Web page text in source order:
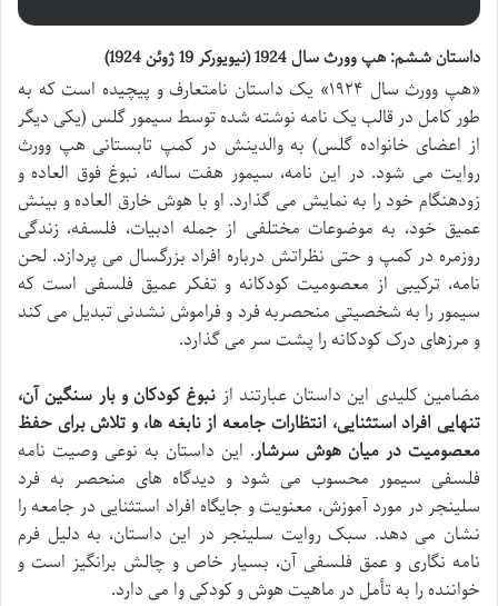
داستان ششم: هپ وورث سال 1924 (نیویورکر 19 ژوئن 1924)
«هپ وورث سال ۱۹۲۴» یک داستان نامتعارف و پیچیده است که به
طور کامل در قالب یک نامه نوشته شده توسط سيمور گلس (یکی دیگر
از اعضای خانواده گلس) به والدینش در کمپ تابستانی هپ وورث
روایت می شود. در این نامه، سیمور هفت ساله، نبوغ فوق العاده و
زودهنگام خود را به نمایش می گذارد. او با هوش خارق العاده و بینش
عمیق خود، به موضوعات مختلفی از جمله ادبیات، فلسفه، زندگی
روزمره در کمپ و حتی نظراتش درباره افراد بزرگسال می پردازد. لحن
نامه، ترکیبی از معصومیت کودکانه و تفکر عمیق فلسفی است که
سیمور را به شخصیتی منحصربه فرد و فراموش نشدنی تبدیل می کند
و مرزهای درک کودکانه را پشت سر می گذارد.
مضامین کلیدی این داستان عبارتند از نبوغ کودکان و بار سنگین آن،
تنهایی افراد استثنایی، انتظارات جامعه از نابغه ها، و تلاش برای حفظ
معصومیت در میان هوش سرشار. این داستان به نوعی وصیت نامه
فلسفی سیمور محسوب می شود و دیدگاه های منحصر به فرد
سلینجر در مورد آموزش، معنویت و جایگاه افراد استثنایی در جامعه را
نشان می دهد. سبک روایت سلینجر در این داستان، به دلیل فرم
نامه نگاری و عمق فلسفی آن، بسیار خاص و چالش برانگیز است و
خواننده را به تأمل در ماهیت هوش و کودکی وا می دارد.